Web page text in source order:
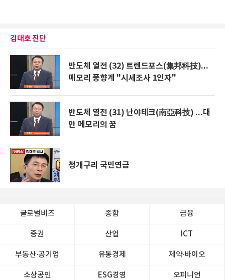
김대호 진단
반도체 열전 (32) 트렌드포스(集邦科技)...
메모리 풍향계 "시세조사 1인자"
반도체 열전 (31) 난야테크(南亞科技) ...대
만 메모리의 꿈
청개구리 국민연금
글로벌비즈 종합 금융
증권 산업 ICT
부동산·공기업 유통경제 제약∙바이오
소상공인 ESG경영 오피니언